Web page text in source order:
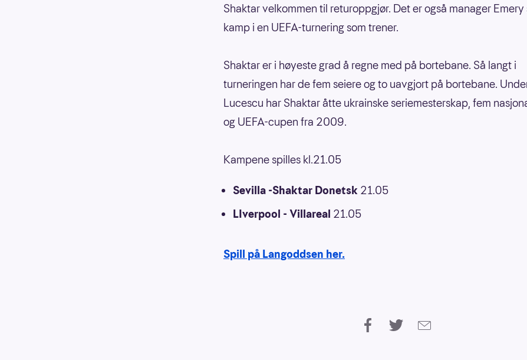
Shaktar velkommen til returoppgjør. Det er også manager Emery
kamp i en UEFA-turnering som trener.
Shaktar er i høyeste grad å regne med på bortebane. Så langt i
turneringen har de fem seiere og to uavgjort på bortebane.
Lucescu har Shaktar åtte ukrainske seriemesterskap, fem
og UEFA-cupen fra 2009.
Kampene spilles kl.21.05
Sevilla -Shaktar Donetsk 21.05
LIverpool - Villareal 21.05
Spill på Langoddsen her.